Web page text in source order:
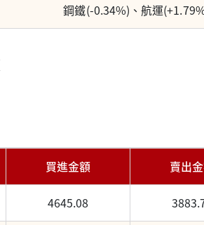
鋼鐵(-0.34%)、航運
買進金額 賣出
4645.08